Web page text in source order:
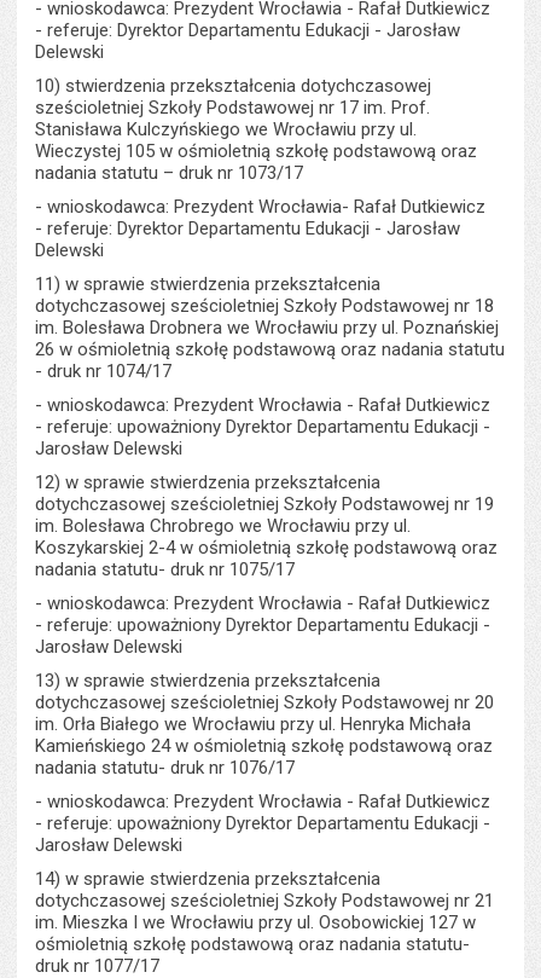
- wnioskodawca: Prezydent Wrocławia - Rafał Dutkiewicz
- referuje: Dyrektor Departamentu Edukacji - Jarosław
Delewski
10) stwierdzenia przekształcenia dotychczasowej
sześcioletniej Szkoły Podstawowej nr 17 im. Prof.
Stanisława Kulczyńskiego we Wrocławiu przy ul.
Wieczystej 105 w ośmioletnią szkołę podstawową oraz
nadania statutu – druk nr 1073/17
- wnioskodawca: Prezydent Wrocławia- Rafał Dutkiewicz
- referuje: Dyrektor Departamentu Edukacji - Jarosław
Delewski
11) w sprawie stwierdzenia przekształcenia
dotychczasowej sześcioletniej Szkoły Podstawowej nr 18
im. Bolesława Drobnera we Wrocławiu przy ul. Poznańskiej
26 w ośmioletnią szkołę podstawową oraz nadania statutu
- druk nr 1074/17
- wnioskodawca: Prezydent Wrocławia - Rafał Dutkiewicz
- referuje: upoważniony Dyrektor Departamentu Edukacji -
Jarosław Delewski
12) w sprawie stwierdzenia przekształcenia
dotychczasowej sześcioletniej Szkoły Podstawowej nr 19
im. Bolesława Chrobrego we Wrocławiu przy ul.
Koszykarskiej 2-4 w ośmioletnią szkołę podstawową oraz
nadania statutu- druk nr 1075/17
- wnioskodawca: Prezydent Wrocławia - Rafał Dutkiewicz
- referuje: upoważniony Dyrektor Departamentu Edukacji -
Jarosław Delewski
13) w sprawie stwierdzenia przekształcenia
dotychczasowej sześcioletniej Szkoły Podstawowej nr 20
im. Orła Białego we Wrocławiu przy ul. Henryka Michała
Kamieńskiego 24 w ośmioletnią szkołę podstawową oraz
nadania statutu- druk nr 1076/17
- wnioskodawca: Prezydent Wrocławia - Rafał Dutkiewicz
- referuje: upoważniony Dyrektor Departamentu Edukacji -
Jarosław Delewski
14) w sprawie stwierdzenia przekształcenia
dotychczasowej sześcioletniej Szkoły Podstawowej nr 21
im. Mieszka I we Wrocławiu przy ul. Osobowickiej 127 w
ośmioletnią szkołę podstawową oraz nadania statutu-
druk nr 1077/17